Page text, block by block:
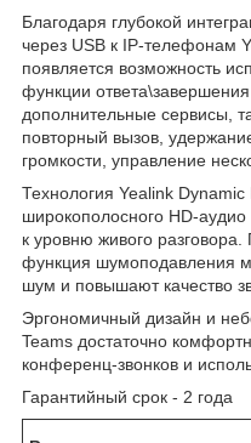
Благодаря глубокой
через USB к IP-телефонам
появляется возможность
функции
дополнительные сервисы,
повторный вызов,
громкости, управление
Технология Yealink Dynamic
широкополосного HD-
к уровню живого
функция шумоподавления
шум и повышают качество
Эргономичный дизайн и
Teams достаточно
конференц-звонков и
Гарантийный срок - 2 года